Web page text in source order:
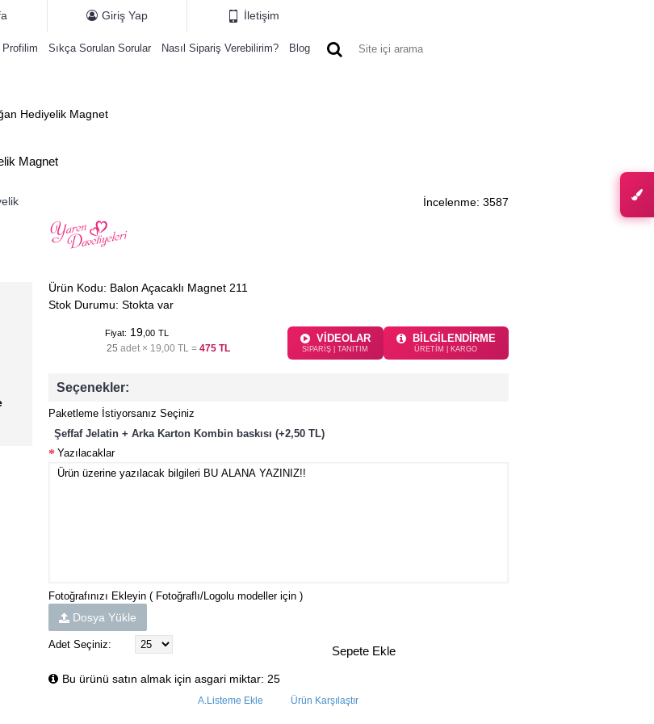
Giriş Yap İletişim
Profilim Sıkça Sorulan Sorular Nasıl Sipariş Verebilirim? Blog
Hediyelik Magnet
Magnet
İncelenme: 3587
Ürün Kodu: Balon Açacaklı Magnet 211
Stok Durumu: Stokta var
Fiyat: 19 ,00 TL
25 adet × 19,00 TL =475 TL
VİDEOLAR
SİPARİŞ | TANITIM
BİLGİLENDİRME
ÜRETİM | KARGO
Seçenekler:
Paketleme İstiyorsanız Seçiniz
Şeffaf Jelatin + Arka Karton Kombin baskısı (+2,50 TL)
Yazılacaklar
Fotoğrafınızı Ekleyin ( Fotoğraflı/Logolu modeller için )
Dosya Yükle
Adet Seçiniz: Sepete Ekle
Bu ürünü satın almak için asgari miktar: 25
A.Listeme Ekle Ürün Karşılaştır